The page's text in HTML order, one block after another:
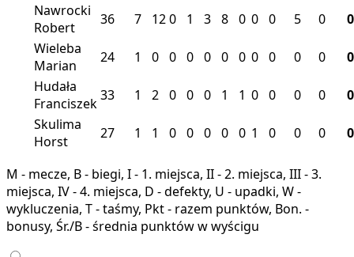
Nawrocki
Robert
36 7 120 1 3 8 0 0 0 5 0
Wieleba
Marian
24 1 0 0 0 0 0 0 0 0 0 0
Hudała
Franciszek33 1 2 0 0 0 1 1 0 0 0 0
Skulima
Horst
27 1 1 0 0 0 0 0 1 0 0 0
M - mecze, B - biegi, I - 1. miejsca, II - 2. miejsca, III - 3.
miejsca, IV - 4. miejsca, D - defekty, U - upadki, W -
wykluczenia, T - taśmy, Pkt - razem punktów, Bon. -
bonusy, Śr./B - średnia punktów w wyścigu